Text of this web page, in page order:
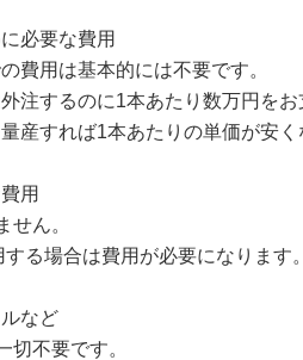
必要な費用
費用は基本的には不要です。
注するのに1本あたり数万円を
産すれば1本あたりの単価が安く
用
せん。
る場合は費用が必要になります。
など
切不要です。